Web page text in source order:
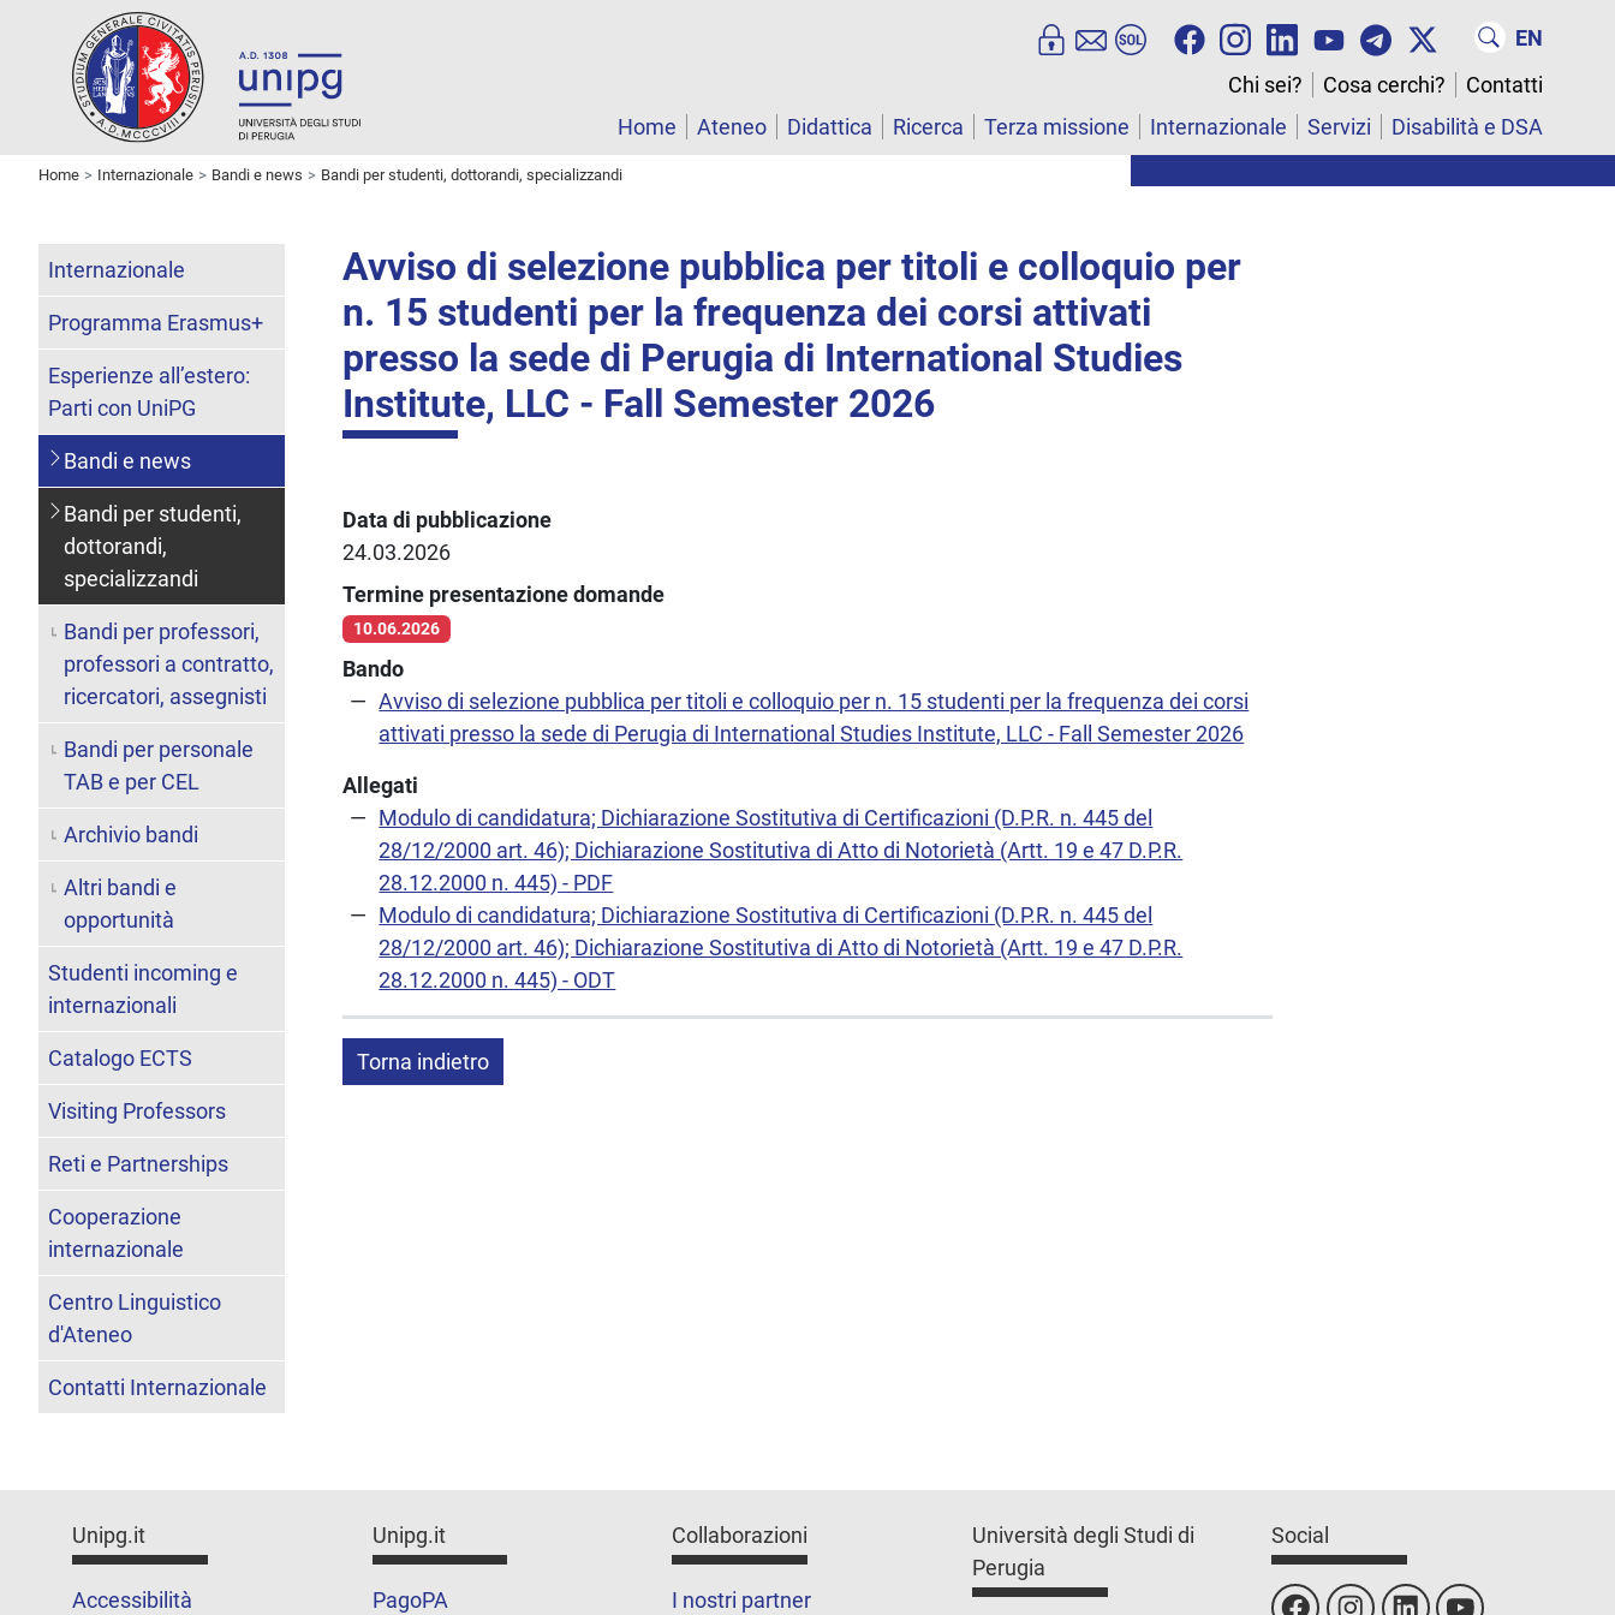
EN
Chi sei?
Cosa cerchi?
Contatti
Home
Ateneo Didattica Ricerca Terza missione Internazionale Servizi Disabilità e DSA
Home Internazionale Bandi e news Bandi per studenti, dottorandi, specializzandi
Avviso di selezione pubblica per titoli e colloquio per
n. 15 studenti per la frequenza dei corsi attivati
presso la sede di Perugia di International Studies
Institute, LLC - Fall Semester 2026
Data di pubblicazione
24.03.2026
Termine presentazione domande
10.06.2026
Bando
Avviso di selezione pubblica per titoli e colloquio per n. 15 studenti per la frequenza dei corsi
attivati presso la sede di Perugia di International Studies Institute, LLC - Fall Semester 2026
Allegati
Modulo di candidatura; Dichiarazione Sostitutiva di Certificazioni (D.P.R. n. 445 del
28/12/2000 art. 46); Dichiarazione Sostitutiva di Atto di Notorietà (Artt. 19 e 47 D.P.R.
28.12.2000 n. 445) - PDF
Modulo di candidatura; Dichiarazione Sostitutiva di Certificazioni (D.P.R. n. 445 del
28/12/2000 art. 46); Dichiarazione Sostitutiva di Atto di Notorietà (Artt. 19 e 47 D.P.R.
28.12.2000 n. 445) - ODT
Torna indietro
Internazionale
Programma Erasmus+
Esperienze all’estero:
Parti con UniPG
Bandi e news
Bandi per studenti,
dottorandi,
specializzandi
Bandi per professori,
professori a contratto,
ricercatori, assegnisti
Bandi per personale
TAB e per CEL
Archivio bandi
Altri bandi e
opportunità
Studenti incoming e
internazionali
Catalogo ECTS
Visiting Professors
Reti e Partnerships
Cooperazione
internazionale
Centro Linguistico
d'Ateneo
Contatti Internazionale
Unipg.it
Accessibilità
Unipg.it
PagoPA
Collaborazioni
I nostri partner
Università degli Studi di
Perugia
Social